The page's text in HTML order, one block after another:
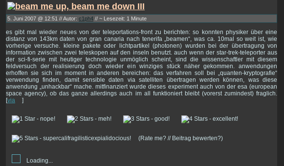
5. Juni 2007 @ 12:51 // Autor: c1ph4 // ~ Lesezeit: 1 Minute
es gibt mal wieder neues von der teleportations-front zu berichten: so konnten physiker über eine
distanz von 143km daten von gran canaria nach tenerifa „beamen“, was ca. 10mal so weit ist, wie
vorherige versuche. kleine pakete oder lichtpartikel (photonen) wurden bei der übertragung von
information zwischen zwei teleskopen auf den inseln benutzt. auch wenn der star-trek-teleporter aus
der sci-fi-serie mit heutiger technologie unmöglich scheint, sind die wissenschaftler mit diesem
feldversuch der realisierung doch wieder ein winziges stück näher gekommen. anwendungen
erhoffen sie sich im moment in anderen bereichen: das verfahren soll bei „quanten-kryptografie“
verwendung finden, damit sensible daten via satelliten übertragen werden können, was diese
anwendung „unhackbar“ mache. mitfinanziert wurde dieses experiment auch von der esa (european
space agency), ob das ganze allerdings auch im all funktioniert bleibt (vorerst zumindest) fraglich.
[via ]
(Rate me? // Beitrag bewerten?)
Loading...